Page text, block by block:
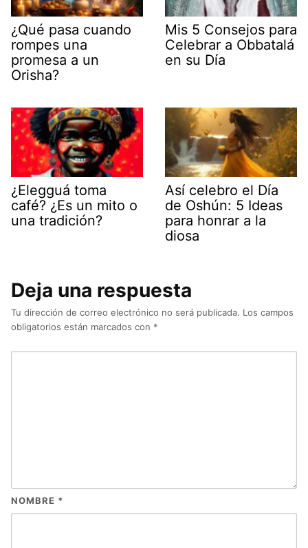
¿Qué pasa cuando
rompes una
promesa a un
Orisha?
Mis 5 Consejos para
Celebrar a Obbatalá
en su Día
¿Elegguá toma
café? ¿Es un mito o
una tradición?
Así celebro el Día
de Oshún: 5 Ideas
para honrar a la
diosa
Deja una respuesta
Tu dirección de correo electrónico no será publicada. Los campos
obligatorios están marcados con *
NOMBRE *